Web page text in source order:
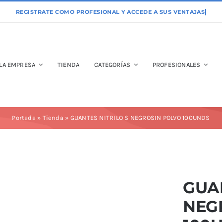
LA EMPRESA TIENDA CATEGORÍAS PROFESIONALES
Portada » Tienda » GUANTES NITRILO S NEGROSIN POLVO 100UNDS